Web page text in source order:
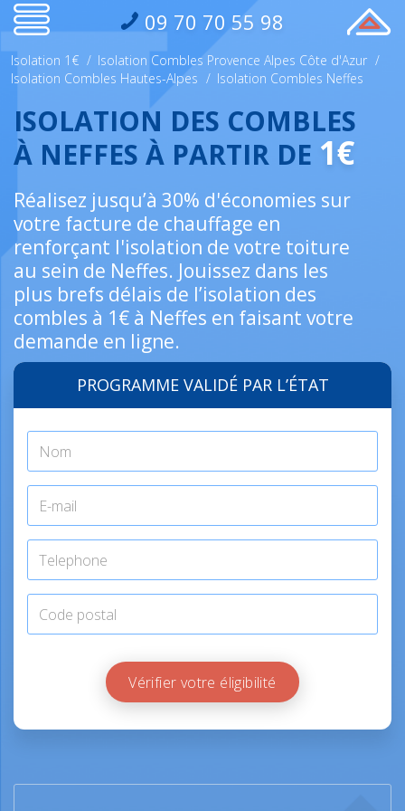
09 70 70 55 98
Isolation 1€ / Isolation Combles Provence Alpes Côte d'Azur /
Isolation Combles Hautes-Alpes / Isolation Combles Neffes
ISOLATION DES COMBLES
À NEFFES À PARTIR DE 1€
Réalisez jusqu’à 30% d'économies sur
votre facture de chauffage en
renforçant l'isolation de votre toiture
au sein de Neffes. Jouissez dans les
plus brefs délais de l’isolation des
combles à 1€ à Neffes en faisant votre
demande en ligne.
PROGRAMME VALIDÉ PAR L’ÉTAT
Vérifier votre éligibilité